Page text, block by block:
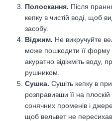
Полоскання. Після
кепку в чистій воді, щоб
засобу.
Віджим. Не викручуйте
може пошкодити її форму
акуратно відіжміть воду,
рушником.
Сушка. Сушіть кепку в
розправивши її на
сонячних променів і
щоб вельвет не